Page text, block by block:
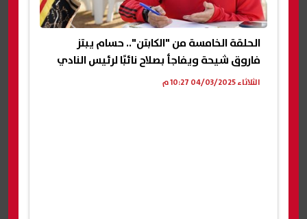
الحلقة الخامسة من "الكابتن".. حسام يبتز
فاروق شيحة ويفاجأ بصلاح نائبًا لرئيس النادي
الثلاثاء 04/03/2025 10:27 م